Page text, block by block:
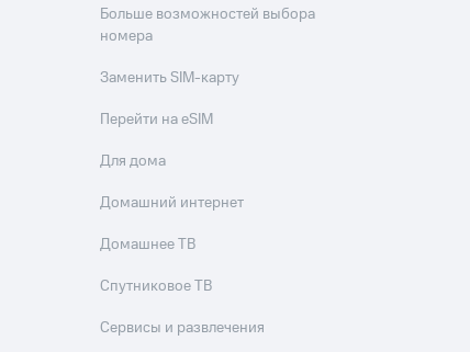
Больше возможностей выбора
номера
Заменить SIM-карту
Перейти на eSIM
Для дома
Домашний интернет
Домашнее ТВ
Спутниковое ТВ
Сервисы и развлечения